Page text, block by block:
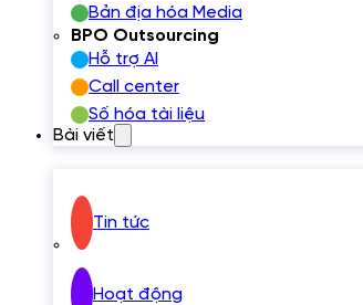
Bản địa hóa Media
BPO Outsourcing
Hỗ trợ AI
Call center
Số hóa tài liệu
Bài viết
Tin tức
Hoạt động